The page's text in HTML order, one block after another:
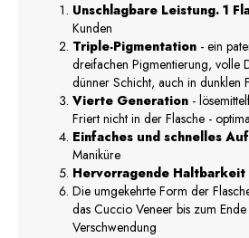
Unschlagbare Leistung. 1
Kunden
Triple-Pigmentation - ein
dreifachen Pigmentierung, volle
dünner Schicht, auch in dunklen
Vierte Generation -
Friert nicht in der Flasche -
Einfaches und schnelles
Maniküre
Hervorragende Haltbarkeit
Die umgekehrte Form der
das Cuccio Veneer bis zum
Verschwendung